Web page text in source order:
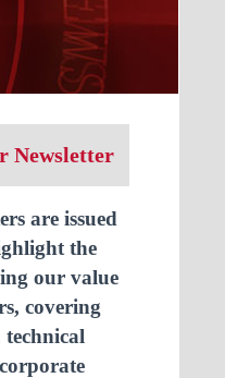
Newsletter
are issued
the
our value
covering
technical